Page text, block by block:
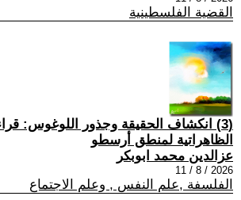
القضية الفلسطينية
(3) انكشاف الحقيقة وجذور اللوغوس:
الظاهراتية لمنطق أرسطو
عزالدين محمد ابوبكر
2026 / 8 / 11
الفلسفة ,علم النفس , وعلم الاجتماع